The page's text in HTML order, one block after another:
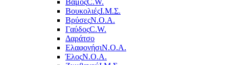
ΒάμοςC.W.
ΒουκολιέςΙ.Μ.Σ.
ΒρύσεςΝ.Ο.Α.
ΓαύδοςC.W.
Δαράτσο
ΕλαφονήσιΝ.Ο.Α.
ΈλοςΝ.Ο.Α.